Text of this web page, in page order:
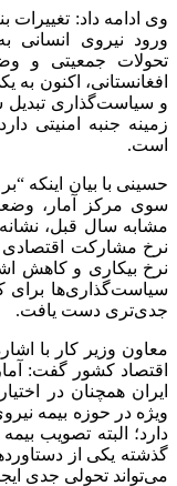
وی ادامه داد: تغییرات
ورود نیروی انسانی
تحولات جمعیتی و
افغانستانی، اکنون
و سیاست‌گذاری تبدیل
زمینه جنبه امنیتی
است.
حسینی با بیان اینکه
مشابه سال قبل،
نرخ مشارکت اقتصادی
نرخ بیکاری و کاهش
سیاست‌گذاری‌ها برای
جدی‌تری دست یافت.
معاون وزیر کار با
ایران همچنان در
ویژه در حوزه بیمه
دارد؛ البته تصویب
گذشته یکی از
می‌تواند تحولی جدی